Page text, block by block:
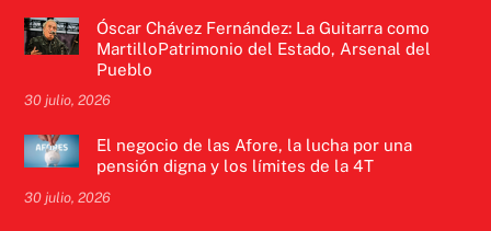
Óscar Chávez Fernández: La Guitarra como
MartilloPatrimonio del Estado, Arsenal del
Pueblo
30 julio, 2026
El negocio de las Afore, la lucha por una
pensión digna y los límites de la 4T
30 julio, 2026